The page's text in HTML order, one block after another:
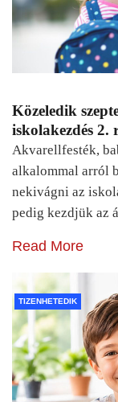
Közeledik
iskolakezdés 2.
Akvarellfesték,
alkalommal arról
nekivágni az
pedig kezdjük az
Read More
TIZENHETEDIK